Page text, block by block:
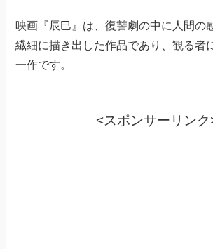
映画『辰巳』は、復讐劇の中に人間の
繊細に描き出した作品であり、観る者
一作です。
<スポンサーリンク